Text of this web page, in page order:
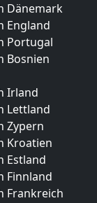
Dänemark
England
Portugal
Bosnien
Irland
Lettland
Zypern
Kroatien
Estland
Finnland
Frankreich